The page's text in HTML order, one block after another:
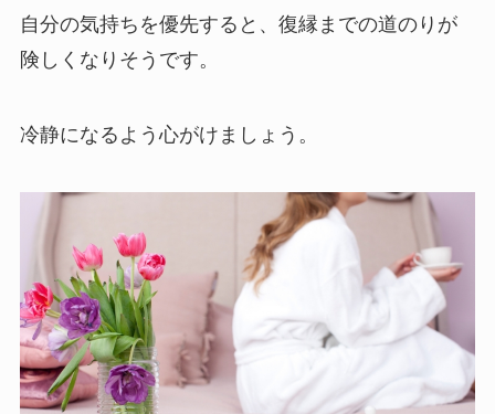
自分の気持ちを優先すると、復縁までの道のりが
険しくなりそうです。
冷静になるよう心がけましょう。